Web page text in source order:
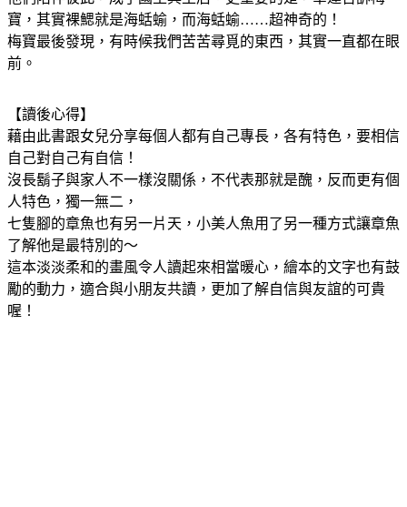
寶，其實裸鰓就是海蛞蝓，而海蛞蝓……超神奇的！
梅寶最後發現，有時候我們苦苦尋覓的東西，其實一直都在眼
前。
【讀後心得】
藉由此書跟女兒分享每個人都有自己專長，各有特色，要相信
自己對自己有自信！
沒長鬍子與家人不一樣沒關係，不代表那就是醜，反而更有個
人特色，獨一無二，
七隻腳的章魚也有另一片天，小美人魚用了另一種方式讓章魚
了解他是最特別的～
這本淡淡柔和的畫風令人讀起來相當暖心，繪本的文字也有鼓
勵的動力，適合與小朋友共讀，更加了解自信與友誼的可貴
喔！